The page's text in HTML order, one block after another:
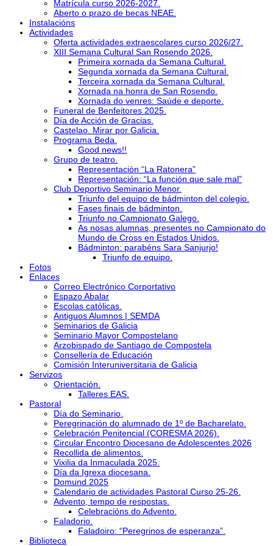
Matrícula curso 2026-2027.
Aberto o prazo de becas NEAE.
Instalacións
Actividades
Oferta actividades extraescolares curso 2026/27.
XIII Semana Cultural San Rosendo 2026.
Primeira xornada da Semana Cultural.
Segunda xornada da Semana Cultural.
Terceira xornada da Semana Cultural.
Xornada na honra de San Rosendo.
Xornada do venres: Saúde e deporte.
Funeral de Benfeitores 2025.
Día de Acción de Gracias.
Castelao. Mirar por Galicia.
Programa Beda.
Good news!!
Grupo de teatro.
Representación “La Ratonera”
Representación: “La función que sale mal”
Club Deportivo Seminario Menor.
Triunfo del equipo de bádminton del colegio.
Fases finais de bádminton.
Triunfo no Campionato Galego.
As nosas alumnas, presentes no Campionato do
Mundo de Cross en Estados Unidos.
Bádminton: parabéns Sara Sanjurjo!
Triunfo de equipo.
Fotos
Enlaces
Correo Electrónico Corportativo
Espazo Abalar
Escolas católicas.
Antiguos Alumnos | SEMDA
Seminarios de Galicia
Seminario Mayor Compostelano
Arzobispado de Santiago de Compostela
Consellería de Educación
Comisión Interuniversitaria de Galicia
Servizos
Orientación.
Talleres EAS.
Pastoral
Día do Seminario.
Peregrinación do alumnado de 1º de Bacharelato.
Celebración Penitencial (CORESMA 2026).
Circular Encontro Diocesano de Adolescentes 2026
Recollida de alimentos.
Vixilia da Inmaculada 2025.
Día da Igrexa diocesana.
Domund 2025
Calendario de actividades Pastoral Curso 25-26.
Advento, tempo de respostas.
Celebracións do Advento.
Faladorio.
Faladoiro: “Peregrinos de esperanza”.
Biblioteca